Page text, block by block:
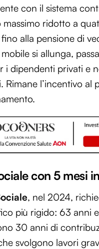
con il sistema
massimo ridotto a
alla pensione di
si allunga,
i dipendenti privati e
Rimane l’incentivo al
con 5 mesi
, nel 2024,
più rigido: 63 anni
30 anni di
svolgono lavori